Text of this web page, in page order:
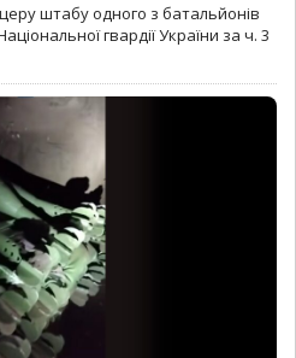
штабу одного з батальйонів
гвардії України за ч. 3